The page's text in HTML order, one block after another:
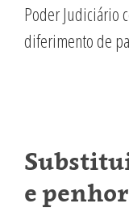
Poder Judiciário
diferimento de
e